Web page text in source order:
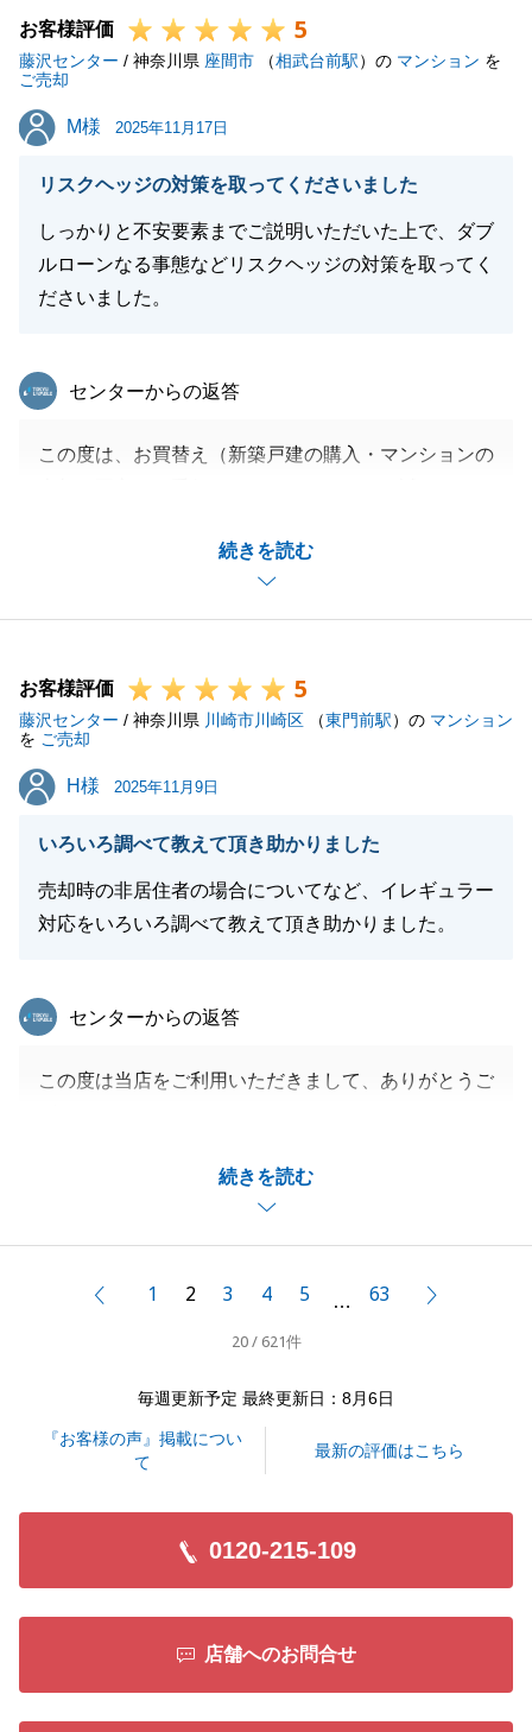
今後もお気軽にご相談くださいませ。
お客様評価 5
藤沢センター / 神奈川県 座間市 （相武台前駅）の マンション を
ご売却
M様
M様 2025年11月17日
リスクヘッジの対策を取ってくださいました
しっかりと不安要素までご説明いただいた上で、ダブ
ルローンなる事態などリスクヘッジの対策を取ってく
ださいました。
続きを読む
東急リバブル
センターからの返答
この度は、お買替え（新築戸建の購入・マンションの
無事に旧自宅のご売却を完了できたのは、M様の温か
いご理解を得られた賜物と心より感謝しております。
不動産に関することで、何かございまいしたら、お気
お客様評価 5
藤沢センター / 神奈川県 川崎市川崎区 （東門前駅）の マンション
を ご売却
H様
H様 2025年11月9日
いろいろ調べて教えて頂き助かりました
売却時の非居住者の場合についてなど、イレギュラー
対応をいろいろ調べて教えて頂き助かりました。
続きを読む
東急リバブル
センターからの返答
この度は当店をご利用いただきまして、ありがとうご
その後、海外にいらっしゃるご主人様にもお時間をい
ただき、日本と海外の書類のやり取りではH様にお力
思い出が詰まった大切な不動産の売却を、私にお手伝
またご相談がありましたら、いつでもお気軽にお申し
つけください。
閉じる
前へ1 2 3 4 5 … 63
20 / 621件
毎週更新予定 最終更新日：8月6日
『お客様の声』掲載につい
て
最新の評価はこちら
0120-215-109
店舗へのお問合せ